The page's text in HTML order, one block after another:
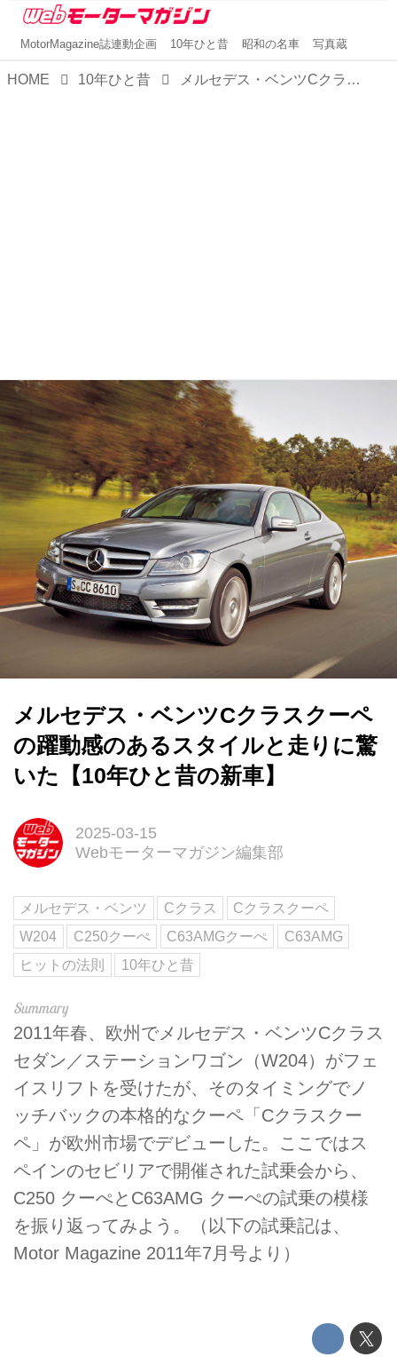
MotorMagazine誌連動企画 10年ひと昔 昭和の名車 写真蔵
HOME 10年ひと昔 メルセデス・ベンツCクラスクーペの躍動感のあるスタイルと走りに驚いた【10年ひと昔の新車】
メルセデス・ベンツCクラスクーペ
の躍動感のあるスタイルと走りに驚
いた【10年ひと昔の新車】
2025-03-15
Webモーターマガジン編集部
メルセデス・ベンツ Cクラス
Cクラスクーペ
W204
C250クーぺ C63AMGクーぺ
C63AMG
ヒットの法則
10年ひと昔
2011年春、欧州でメルセデス・ベンツCクラス
セダン／ステーションワゴン（W204）がフェ
イスリフトを受けたが、そのタイミングでノ
ッチバックの本格的なクーペ「Cクラスクー
ペ」が欧州市場でデビューした。ここではス
ペインのセビリアで開催された試乗会から、
C250 クーぺとC63AMG クーぺの試乗の模様
を振り返ってみよう。（以下の試乗記は、
Motor Magazine 2011年7月号より）